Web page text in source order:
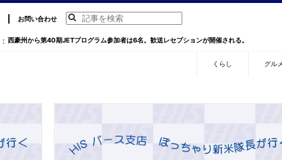
お問い合わせ
： 西豪州から第40期JETプログラム参加者は6名。歓送レセプションが開催される。
くらし グル